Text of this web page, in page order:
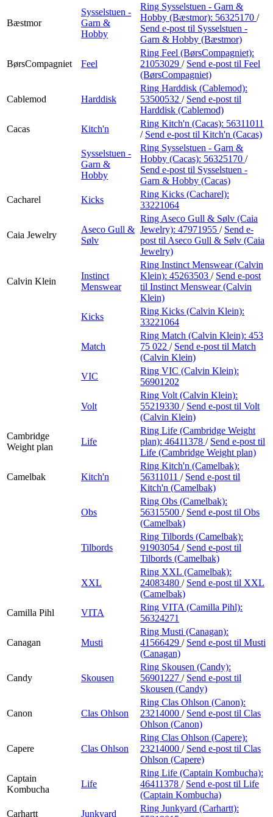
Bæstmor
Sysselstuen -
Garn &
Hobby
Ring Sysselstuen - Garn &
Hobby (Bæstmor): 56325170 /
Send e-post til Sysselstuen -
Garn & Hobby (Bæstmor)
BørsCompagniet Feel
Ring Feel (BørsCompagniet):
21053029 / Send e-post til Feel
(BørsCompagniet)
Cablemod Harddisk
Ring Harddisk (Cablemod):
53500532 / Send e-post til
Harddisk (Cablemod)
Cacas
Kitch'n
Ring Kitch'n (Cacas): 56311011
/ Send e-post til Kitch'n (Cacas)
Sysselstuen -
Garn &
Hobby
Ring Sysselstuen - Garn &
Hobby (Cacas): 56325170 /
Send e-post til Sysselstuen -
Garn & Hobby (Cacas)
Cacharel
Kicks
Ring Kicks (Cacharel):
33221064
Caia Jewelry
Aseco Gull &
Sølv
Ring Aseco Gull & Sølv (Caia
Jewelry): 47971955 / Send e-
post til Aseco Gull & Sølv (Caia
Jewelry)
Calvin Klein
Instinct
Menswear
Ring Instinct Menswear (Calvin
Klein): 45263503 / Send e-post
til Instinct Menswear (Calvin
Klein)
Kicks
Ring Kicks (Calvin Klein):
33221064
Match
Ring Match (Calvin Klein): 453
75 022 / Send e-post til Match
(Calvin Klein)
VIC
Ring VIC (Calvin Klein):
56901202
Volt
Ring Volt (Calvin Klein):
55219330 / Send e-post til Volt
(Calvin Klein)
Cambridge
Weight plan
Life
Ring Life (Cambridge Weight
plan): 46411378 / Send e-post til
Life (Cambridge Weight plan)
Camelbak Kitch'n
Ring Kitch'n (Camelbak):
56311011 / Send e-post til
Kitch'n (Camelbak)
Obs
Ring Obs (Camelbak):
56315500 / Send e-post til Obs
(Camelbak)
Tilbords
Ring Tilbords (Camelbak):
91903054 / Send e-post til
Tilbords (Camelbak)
XXL
Ring XXL (Camelbak):
24083480 / Send e-post til XXL
(Camelbak)
Camilla Pihl
VITA
Ring VITA (Camilla Pihl):
56324271
Canagan Musti
Ring Musti (Canagan):
41566429 / Send e-post til Musti
(Canagan)
Candy Skousen
Ring Skousen (Candy):
56901227 / Send e-post til
Skousen (Candy)
Canon Clas Ohlson
Ring Clas Ohlson (Canon):
23214000 / Send e-post til Clas
Ohlson (Canon)
Capere Clas Ohlson
Ring Clas Ohlson (Capere):
23214000 / Send e-post til Clas
Ohlson (Capere)
Captain
Kombucha
Life
Ring Life (Captain Kombucha):
46411378 / Send e-post til Life
(Captain Kombucha)
Carhartt
Junkyard
Ring Junkyard (Carhartt):